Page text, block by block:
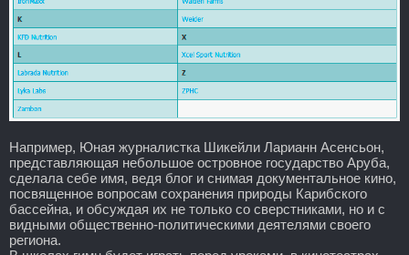
Например, Юная журналистка Шикейли Ларианн Асенсьон,
представляющая небольшое островное государство Аруба,
сделала себе имя, ведя блог и снимая документальное кино,
посвященное вопросам сохранения природы Карибского
бассейна, и обсуждая их не только со сверстниками, но и с
видными общественно-политическими деятелями своего
региона.